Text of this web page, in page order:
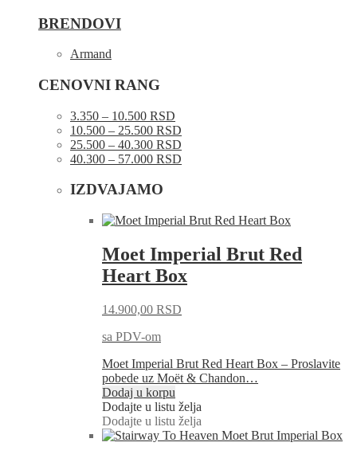
BRENDOVI
Armand
CENOVNI RANG
3.350 – 10.500 RSD
10.500 – 25.500 RSD
25.500 – 40.300 RSD
40.300 – 57.000 RSD
IZDVAJAMO
Moet Imperial Brut Red
Heart Box
14.900,00 RSD
sa PDV-om
Moet Imperial Brut Red Heart Box – Proslavite
pobede uz Moët & Chandon…
Dodaj u korpu
Dodajte u listu želja
Dodajte u listu želja